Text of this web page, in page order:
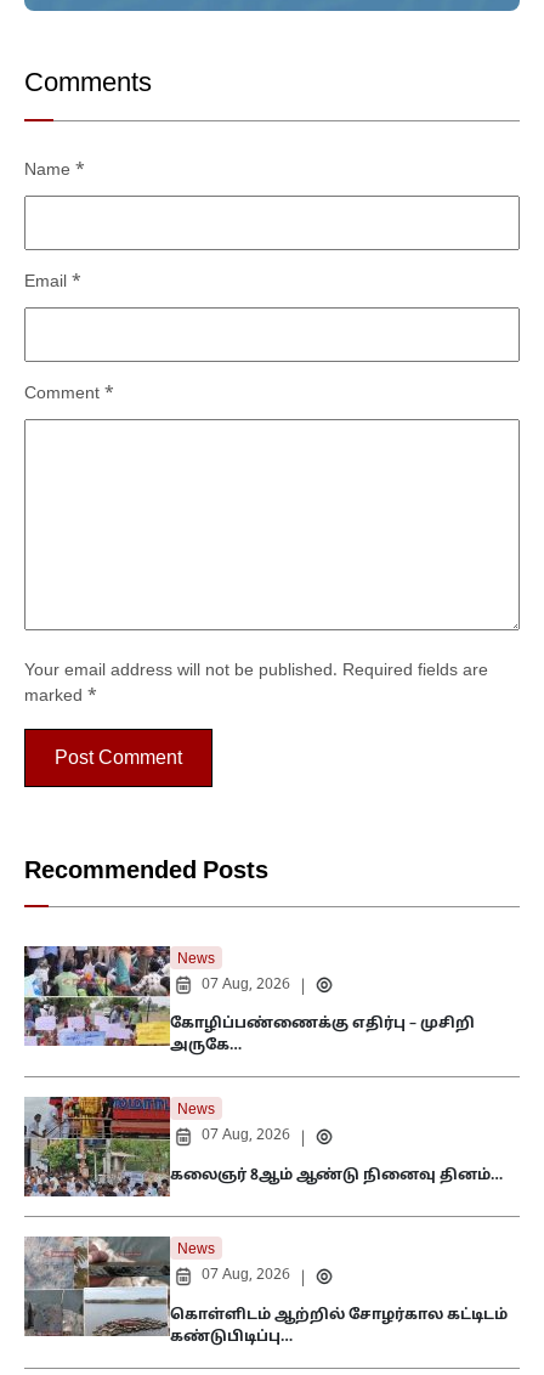
Comments
Your email address will not be published. Required fields are
marked *
Comment *
Name *
Email *
Recommended Posts
News
07 Aug, 2026
கோழிப்பண்ணைக்கு எதிர்பு – முசிறி
அருகே…
News
07 Aug, 2026
கலைஞர் 8ஆம் ஆண்டு நினைவு தினம்…
News
07 Aug, 2026
கொள்ளிடம் ஆற்றில் சோழர்கால கட்டிடம்
கண்டுபிடிப்பு…